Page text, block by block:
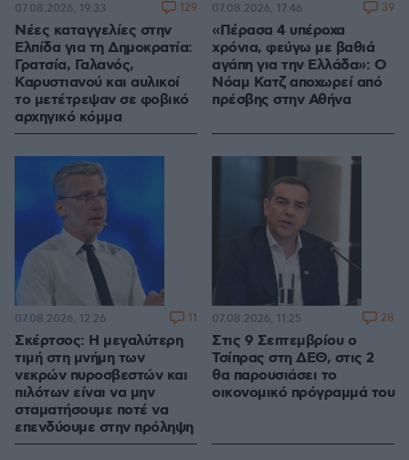
Νέες καταγγελίες στην
Ελπίδα για τη Δημοκρατία:
Γρατσία, Γαλανός,
Καρυστιανού και αυλικοί
το μετέτρεψαν σε φοβικό
αρχηγικό κόμμα
07.08.2026, 19:33 129
«Πέρασα 4 υπέροχα
χρόνια, φεύγω με βαθιά
αγάπη για την Ελλάδα»: Ο
Νόαμ Κατζ αποχωρεί από
πρέσβης στην Αθήνα
07.08.2026, 17:46 39
Σκέρτσος: Η μεγαλύτερη
τιμή στη μνήμη των
νεκρών πυροσβεστών και
πιλότων είναι να μην
σταματήσουμε ποτέ να
επενδύουμε στην πρόληψη
07.08.2026, 12:26 11
Στις 9 Σεπτεμβρίου ο
Τσίπρας στη ΔΕΘ, στις 2
θα παρουσιάσει το
οικονομικό πρόγραμμά του
07.08.2026, 11:25 28